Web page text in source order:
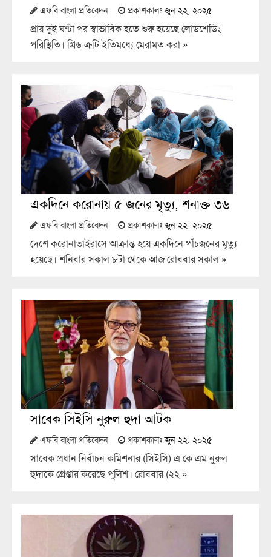
এফবি বাংলা প্রতিবেদন প্রকাশকালঃজুন ২২, ২০২৫
প্রায় দুই ঘণ্টা পর স্বাভাবিক হতে শুরু হয়েছে লোডশেডিং
পরিস্থিতি। গ্রিড ত্রুটি ইতিমধ্যে মেরামত করা»
একদিনে করোনায় ৫ জনের মৃত্যু, শনাক্ত ৩৬
এফবি বাংলা প্রতিবেদন প্রকাশকালঃজুন ২২, ২০২৫
দেশে করোনাভাইরাসে আক্রান্ত হয়ে একদিনে পাঁচজনের মৃত্যু
হয়েছে। শনিবার সকাল ৮টা থেকে আজ রোববার সকাল »
সাবেক সিইসি নুরুল হুদা আটক
এফবি বাংলা প্রতিবেদন প্রকাশকালঃজুন ২২, ২০২৫
সাবেক প্রধান নির্বাচন কমিশনার (সিইসি) এ কে এম নুরুল
হুদাকে গ্রেপ্তার করেছে পুলিশ। রোববার (২২ »